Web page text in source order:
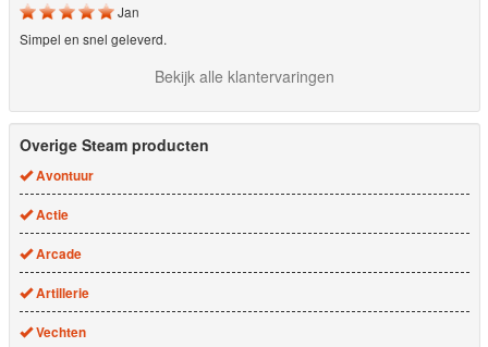
Jan
Simpel en snel geleverd.
Bekijk alle klantervaringen
Overige Steam producten
Avontuur
Actie
Arcade
Artillerie
Vechten